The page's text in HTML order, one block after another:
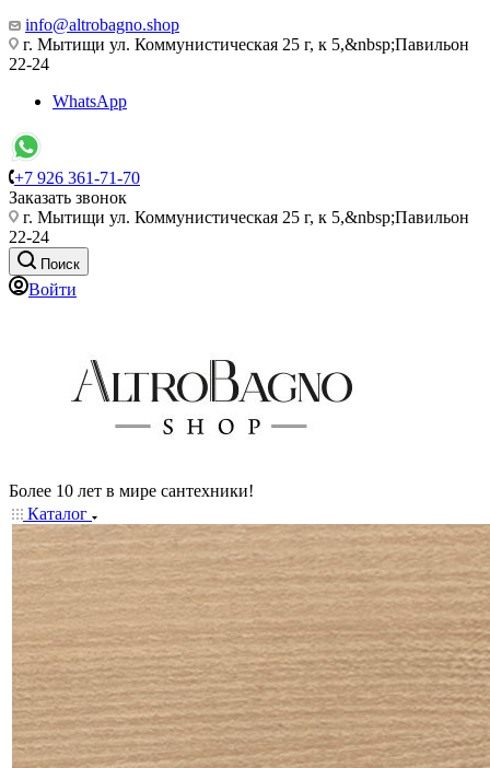
info@altrobagno.shop
г. Мытищи ул. Коммунистическая 25 г, к 5,&nbsp;Павильон
22-24
WhatsApp
+7 926 361-71-70
Заказать звонок
г. Мытищи ул. Коммунистическая 25 г, к 5,&nbsp;Павильон
22-24
Поиск
Войти
Более 10 лет в мире сантехники!
Каталог